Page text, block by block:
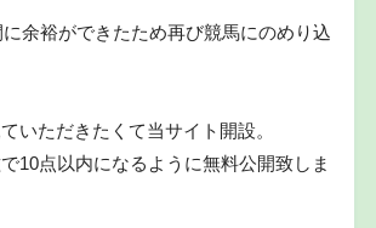
余裕ができたため再び競馬にのめり込
いただきたくて当サイト開設。
10点以内になるように無料公開致しま